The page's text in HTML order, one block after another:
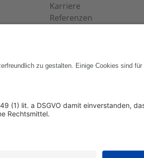
Karriere
Referenzen
Support